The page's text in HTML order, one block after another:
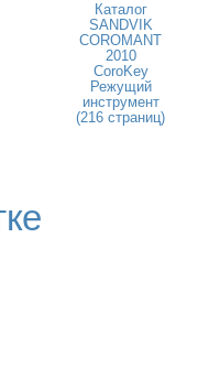
Каталог
SANDVIK
COROMANT
2010
CoroKey
Режущий
инструмент
(216 страниц)